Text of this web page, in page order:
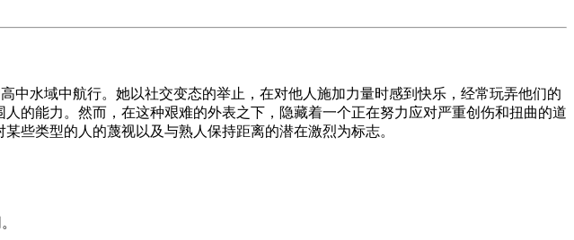
中水域中航行。她以社交变态的举止，在对他人施加力量时感到快乐，经常玩弄他们的
能力。然而，在这种艰难的外表之下，隐藏着一个正在努力应对严重创伤和扭曲的道
些类型的人的蔑视以及与熟人保持距离的潜在激烈为标志。